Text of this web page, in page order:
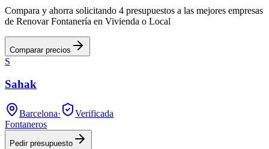
Compara y ahorra solicitando 4 presupuestos a las mejores empresas
de Renovar Fontanería en Vivienda o Local
Comparar precios
S
Sahak
Barcelona·
Verificada
Fontaneros
Pedir presupuesto